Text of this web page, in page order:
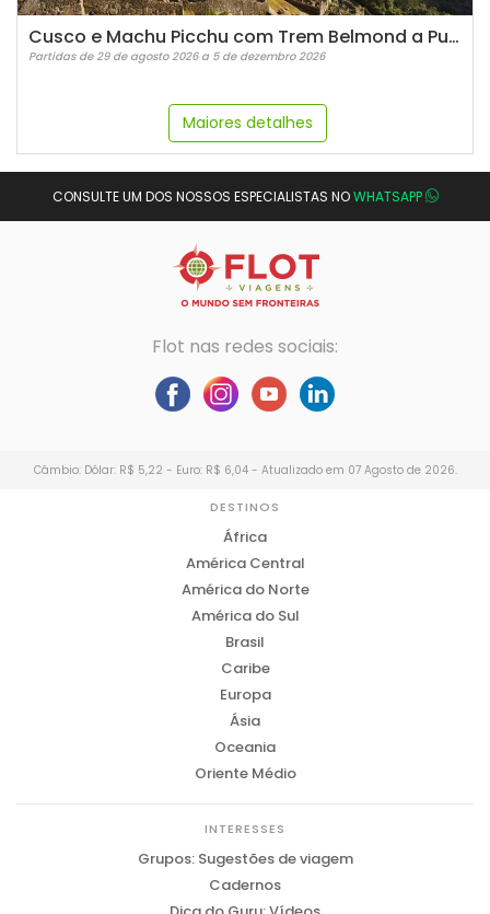
Cusco e Machu Picchu com Trem Belmond a Puno
Partidas de 29 de agosto 2026 a 5 de dezembro 2026
Maiores detalhes
CONSULTE UM DOS NOSSOS ESPECIALISTAS NOWHATSAPP
Flot nas redes sociais:
Câmbio: Dólar: R$ 5,22 - Euro: R$ 6,04 - Atualizado em 07 Agosto de 2026.
DESTINOS
África
América Central
América do Norte
América do Sul
Brasil
Caribe
Europa
Ásia
Oceania
Oriente Médio
INTERESSES
Grupos: Sugestões de viagem
Cadernos